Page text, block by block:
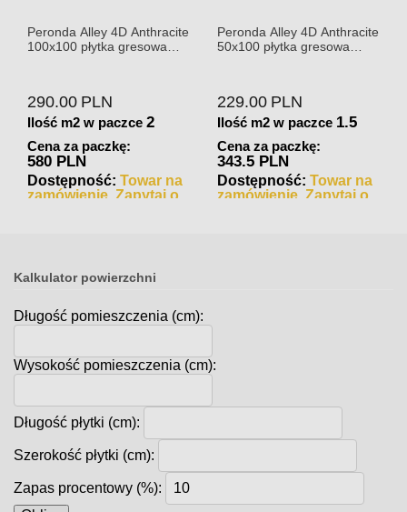
Peronda Alley 4D Anthracite
100x100 płytka gresowa
290.00 PLN
Ilość m2 w paczce 2
Cena za paczkę:
580 PLN
Dostępność: Towar na
zamówienie. Zapytaj o
Peronda Alley 4D Anthracite
50x100 płytka gresowa
229.00 PLN
Ilość m2 w paczce 1.5
Cena za paczkę:
343.5 PLN
Dostępność: Towar na
zamówienie. Zapytaj o
Kalkulator powierzchni
Długość pomieszczenia (cm):
Wysokość pomieszczenia (cm):
Długość płytki (cm):
Szerokość płytki (cm):
Zapas procentowy (%):